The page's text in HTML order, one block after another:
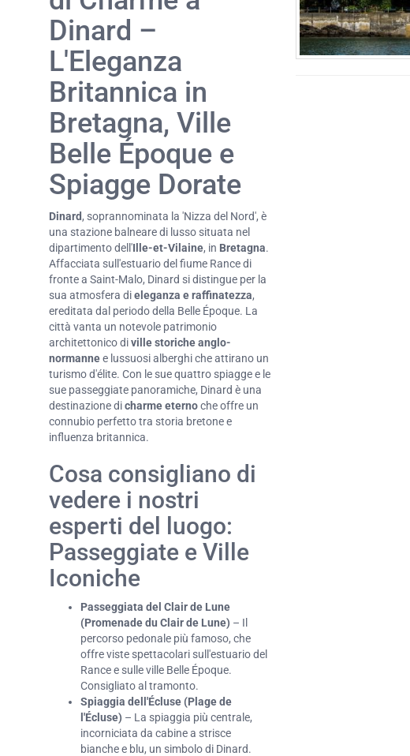
Dinard –
L'Eleganza
Britannica in
Bretagna, Ville
Belle Époque e
Spiagge Dorate
Dinard, soprannominata la 'Nizza del Nord', è
una stazione balneare di lusso situata nel
dipartimento dell'Ille-et-Vilaine, in Bretagna.
Affacciata sull'estuario del fiume Rance di
fronte a Saint-Malo, Dinard si distingue per la
sua atmosfera dieleganza e raffinatezza,
ereditata dal periodo della Belle Époque. La
città vanta un notevole patrimonio
architettonico diville storiche anglo-
normannee lussuosi alberghi che attirano un
turismo d'élite. Con le sue quattro spiagge e le
sue passeggiate panoramiche, Dinard è una
destinazione dicharme eternoche offre un
connubio perfetto tra storia bretone e
influenza britannica.
Cosa consigliano di
vedere i nostri
esperti del luogo:
Passeggiate e Ville
Iconiche
Passeggiata del Clair de Lune
(Promenade du Clair de Lune) – Il
percorso pedonale più famoso, che
offre viste spettacolari sull'estuario del
Rance e sulle ville Belle Époque.
Consigliato al tramonto.
Spiaggia dell'Écluse (Plage de
l'Écluse) – La spiaggia più centrale,
incorniciata da cabine a strisce
bianche e blu, un simbolo di Dinard.